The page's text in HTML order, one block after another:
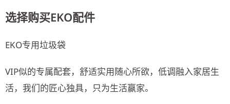
选择购买EKO配件
EKO专用垃圾袋
VIP似的专属配套，舒适实用随心所欲，低调融入家居生
活，我们的匠心独具，只为生活赢家。